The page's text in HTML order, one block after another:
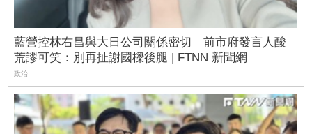
藍營控林右昌與大日公司關係密切 前市府發言人酸
荒謬可笑：別再扯謝國樑後腿 | FTNN 新聞網
政治